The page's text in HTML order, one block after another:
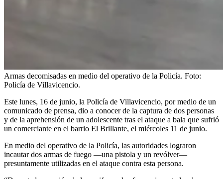
Armas decomisadas en medio del operativo de la Policía. Foto:
Policía de Villavicencio.
Este lunes, 16 de junio, la Policía de Villavicencio, por medio de un
comunicado de prensa, dio a conocer de la captura de dos personas
y de la aprehensión de un adolescente tras el ataque a bala que sufrió
un comerciante en el barrio El Brillante, el miércoles 11 de junio.
En medio del operativo de la Policía, las autoridades lograron
incautar dos armas de fuego —una pistola y un revólver—
presuntamente utilizadas en el ataque contra esta persona.